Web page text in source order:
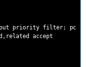
priority filter;
accept